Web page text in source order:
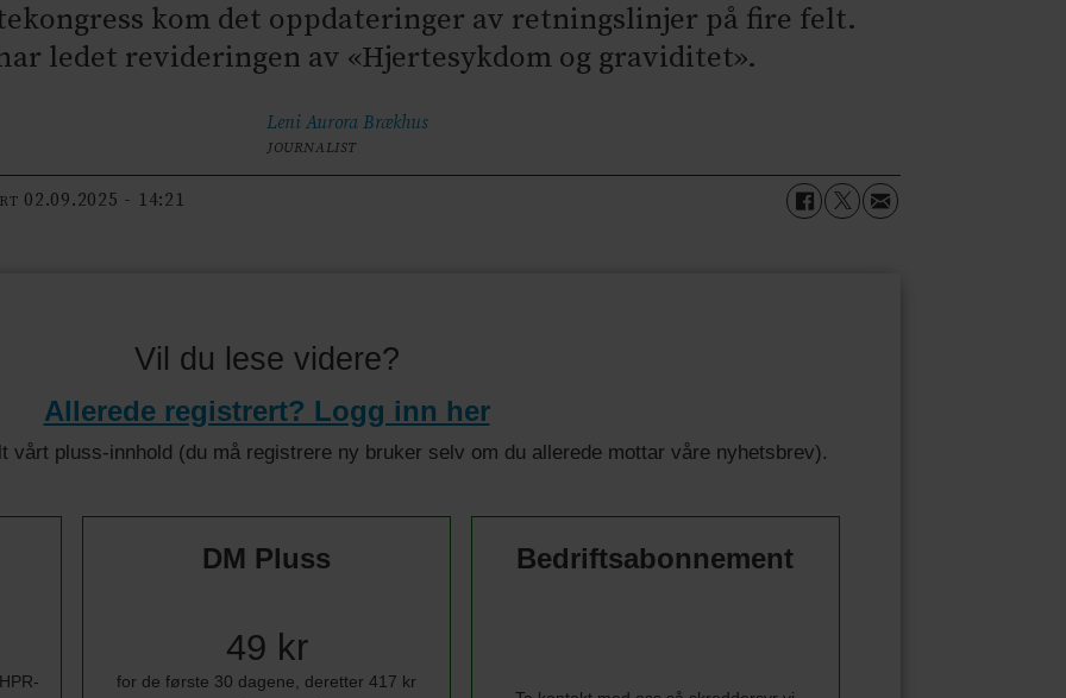
kom det oppdateringer av retningslinjer på fire felt.
ledet revideringen av «Hjertesykdom og graviditet».
Leni Aurora Brækhus
JOURNALIST
02.09.2025 - 14:21
Vil du lese videre?
Allerede registrert? Logg inn her
vårt pluss-innhold (du må registrere ny bruker selv om du allerede mottar våre nyhetsbrev).
DM Pluss
49 kr
for de første 30 dagene, deretter 417 kr
Bedriftsabonnement